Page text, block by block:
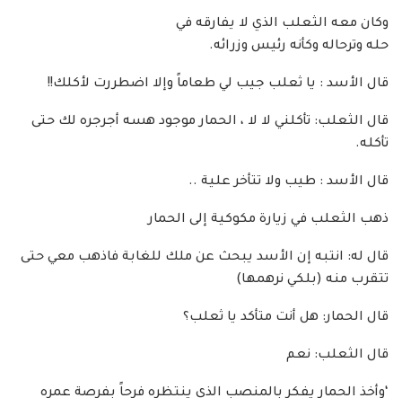
وكان معه الثعلب الذي لا يفارقه في
حله وترحاله وكأنه رئيس وزرائه.
قال الأسد : يا ثعلب جيب لي طعاماً وإلا اضطررت لأكلك!!
قال الثعلب: تأكلني لا لا ، الحمار موجود هسه أجرجره لك حتى
تأكله.
قال الأسد : طيب ولا تتأخر علية ..
ذهب الثعلب في زيارة مكوكية إلى الحمار
قال له: انتبه إن الأسد يبحث عن ملك للغابة فاذهب معي حتى
تتقرب منه (بلكي نرهمها)
قال الحمار: هل أنت متأكد يا ثعلب؟
قال الثعلب: نعم
‘وأخذ الحمار يفكر بالمنصب الذي ينتظره فرحاً بفرصة عمره